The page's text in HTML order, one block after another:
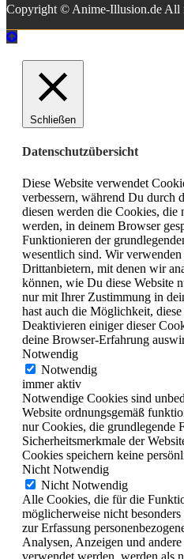
Copyright © Anime-Illusion.de All
Schließen
Datenschutzübersicht
Diese Website verwendet
verbessern, während Du durch
diesen werden die Cookies, die
werden, in deinem Browser
Funktionieren der
wesentlich sind. Wir
Drittanbietern, mit denen wir
können, wie Du diese Website
nur mit Ihrer Zustimmung in
hast auch die Möglichkeit,
Deaktivieren einiger dieser
deine Browser-Erfahrung
Notwendig
Notwendig
immer aktiv
Notwendige Cookies sind
Website ordnungsgemäß
nur Cookies, die grundlegende
Sicherheitsmerkmale der
Cookies speichern keine
Nicht Notwendig
Nicht Notwendig
Alle Cookies, die für die
möglicherweise nicht
zur Erfassung
Analysen, Anzeigen und
verwendet werden, werden als